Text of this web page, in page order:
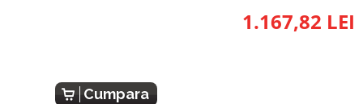
1.167,82 LEI
Cumpara